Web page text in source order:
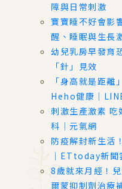
障與日常刺激
寶寶睡不好會影
醒、睡眠與生長
幼兒乳房早發育
「針」見效
「身高就是距離
Heho健康｜
刺激生產激素 吃
科｜元氣網
防疫解封新生活
｜ETtoday新聞
8歲就來月經！
爾蒙抑制劑治療